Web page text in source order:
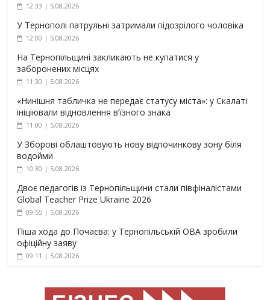
12:33 | 5.08.2026
У Тернополі патрульні затримали підозрілого чоловіка
12:00 | 5.08.2026
На Тернопільщині закликають не купатися у
заборонених місцях
11:30 | 5.08.2026
«Нинішня табличка не передає статусу міста»: у Скалаті
ініціювали відновлення в’їзного знака
11:00 | 5.08.2026
У Зборові облаштовують нову відпочинкову зону біля
водойми
10:30 | 5.08.2026
Двоє педагогів із Тернопільщини стали півфіналістами
Global Teacher Prize Ukraine 2026
09:55 | 5.08.2026
Піша хода до Почаєва: у Тернопільській ОВА зробили
офіційну заяву
09:11 | 5.08.2026